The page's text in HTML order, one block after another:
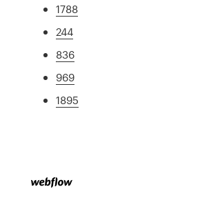
1788
244
836
969
1895